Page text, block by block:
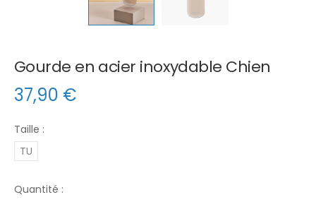
Gourde en acier inoxydable Chien
37,90 €
Taille :
TU
Quantité :